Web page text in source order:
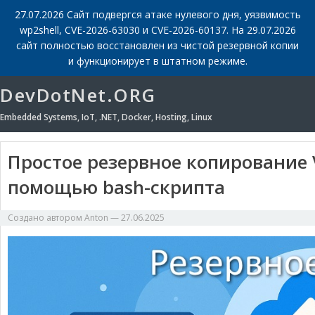
27.07.2026 Сайт подвергся атаке нулевого дня, уязвимость
wp2shell, CVE-2026-63030 и CVE-2026-60137. На 29.07.2026
сайт полностью восстановлен из чистой резервной копии
и функционирует в штатном режиме.
DevDotNet.ORG
Embedded Systems, IoT, .NET, Docker, Hosting, Linux
Простое резервное копирование
помощью bash-скрипта
Создано автором Anton —27.06.2025